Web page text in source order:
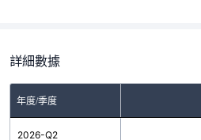
詳細數據
年度/季度
2026-Q2